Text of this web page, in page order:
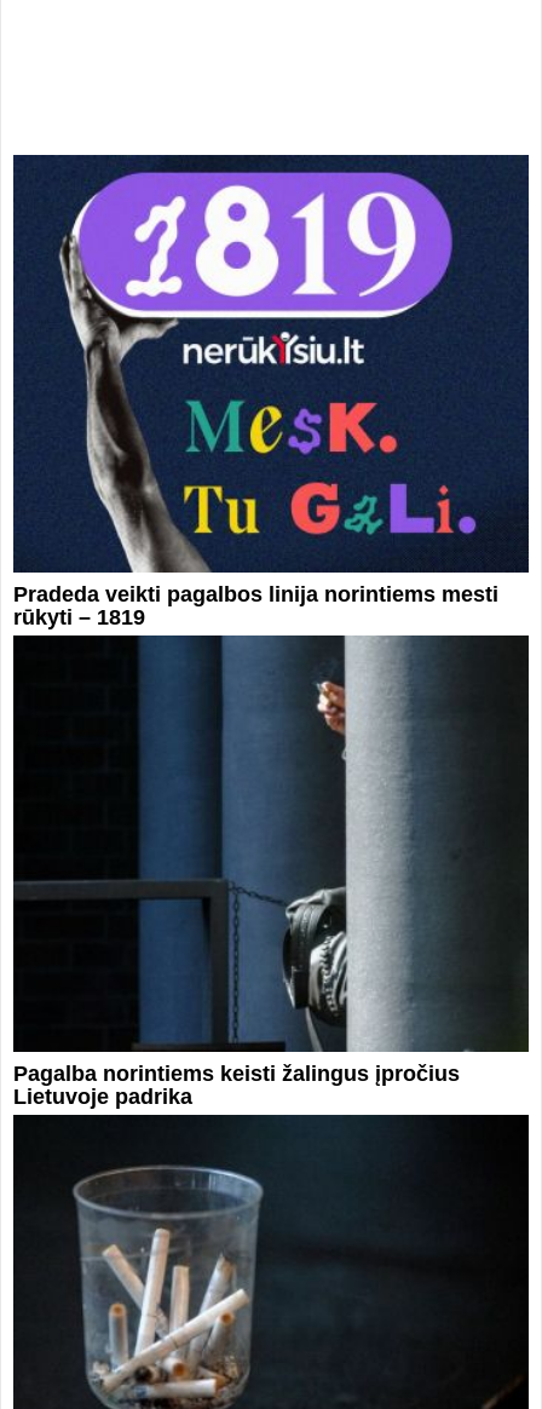
Pradeda veikti pagalbos linija norintiems mesti
rūkyti – 1819
Pagalba norintiems keisti žalingus įpročius
Lietuvoje padrika